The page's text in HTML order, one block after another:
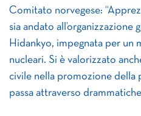
Comitato norvegese:
sia andato all’organizzazione
Hidankyo, impegnata per un
nucleari. Si è valorizzato
civile nella promozione della
passa attraverso